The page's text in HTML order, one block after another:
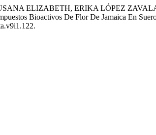
ELIZABETH, ERIKA LÓPEZ
Bioactivos De Flor De Jamaica En